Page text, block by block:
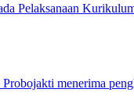
Pelaksanaan